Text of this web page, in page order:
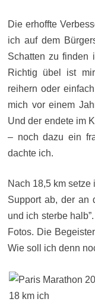
Die erhoffte
ich auf dem
Schatten zu finden
Richtig übel ist
reihern oder
mich vor einem
Und der endete im
– noch dazu ein
dachte ich.
Nach 18,5 km
Support ab, der an
und ich sterbe
Fotos. Die
Wie soll ich denn